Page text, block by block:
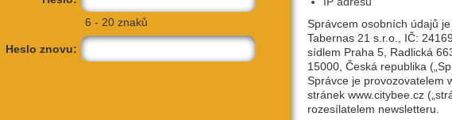
6 - 20 znaků
Heslo znovu:
Správcem osobních údajů
Tabernas 21 s.r.o., IČ:
sídlem Praha 5, Radlická
15000, Česká republika
Správce je provozovatelem
stránek www.citybee.cz
rozesílatelem newsletteru.